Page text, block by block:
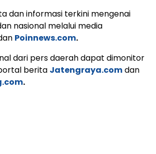
dan informasi terkini mengenai
nasional melalui media
Poinnews.com.
dari pers daerah dapat dimonitor
berita Jatengraya.comdan
.